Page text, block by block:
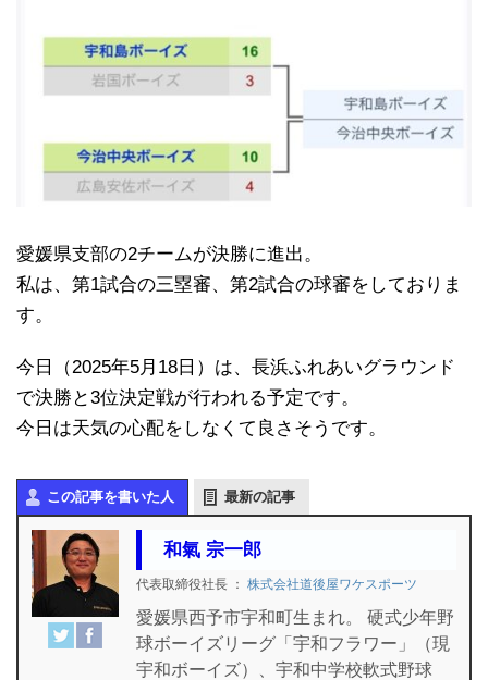
愛媛県支部の2チームが決勝に進出。
私は、第1試合の三塁審、第2試合の球審をしておりま
す。
今日（2025年5月18日）は、長浜ふれあいグラウンド
で決勝と3位決定戦が行われる予定です。
今日は天気の心配をしなくて良さそうです。
この記事を書いた人 最新の記事
和氣 宗一郎
代表取締役社長 ： 株式会社道後屋ワケスポーツ
愛媛県西予市宇和町生まれ。 硬式少年野
球ボーイズリーグ「宇和フラワー」（現
宇和ボーイズ）、宇和中学校軟式野球